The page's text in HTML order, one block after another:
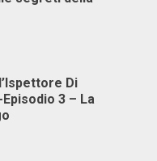
Di
3 – La